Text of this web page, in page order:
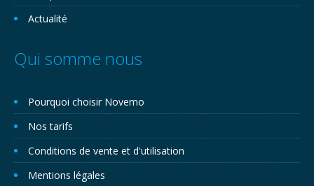
Actualité
Qui somme nous
Pourquoi choisir Novemo
Nos tarifs
Conditions de vente et d'utilisation
Mentions légales